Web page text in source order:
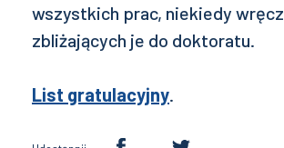
wszystkich prac, niekiedy wręcz
zbliżających je do doktoratu.
List gratulacyjny.